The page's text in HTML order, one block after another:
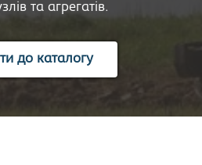
та агрегатів.
до каталогу